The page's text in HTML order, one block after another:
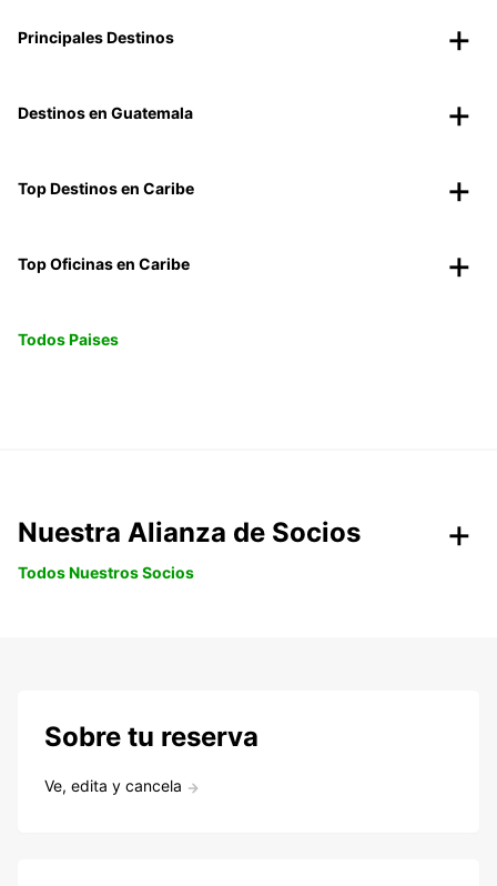
Principales Destinos
Destinos en Guatemala
Top Destinos en Caribe
Top Oficinas en Caribe
Todos Paises
Nuestra Alianza de Socios
Todos Nuestros Socios
Sobre tu reserva
Ve, edita y cancela